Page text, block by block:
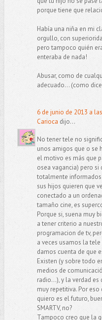
porque tiene que
Había una niña en mi
orgullo, con
pero tampoco quién
enteraba de nada!
Abusar, como de
adecuado... (como
6 de junio de 2013 a
Carioca dijo...
No tener tele no
unos amigos que o se
el motivo es más que
osea vagancia) pero si
totalmente
sus hijos quieren que
conectado a un
tamaño cine, es
Porque si, suena muy
a tener criterio a
programacion de tv,
a veces usamos la
damos cuenta de que
Existen (y sobre todo
medios de
radio...), y la verdad
muy repetitiva. Por
quiero es el futuro,
SMARTV, no?
Tampoco creo que la